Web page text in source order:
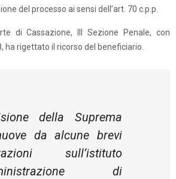
del processo ai sensi dell’art. 70 c.p.p.
di Cassazione, III Sezione Penale, con
ha rigettato il ricorso del beneficiario.
della Suprema
da alcune brevi
sull’istituto
di